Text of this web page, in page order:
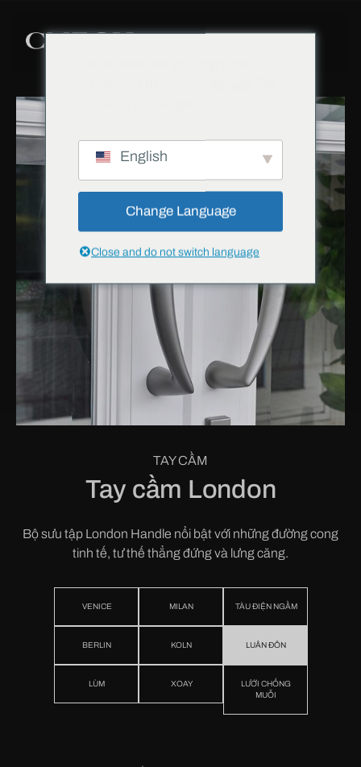
TAY CẦM
Tay cầm London
Bộ sưu tập London Handle nổi bật với những đường cong
tinh tế, tư thế thẳng đứng và lưng căng.
VENICE MILAN TÀU ĐIỆN NGẦM
BERLIN KOLN LUÂN ĐÔN
LÙM XOAY
LƯỚI CHỐNG
MUỖI
English
Change Language
Close and do not switch language